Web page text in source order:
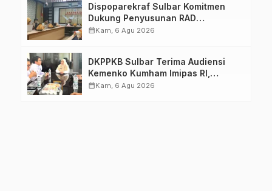
Dispoparekraf Sulbar Komitmen
Dukung Penyusunan RAD
TPB/SDGs Sulawesi Barat
calendar_monthKam, 6 Agu 2026
DKPPKB Sulbar Terima Audiensi
Kemenko Kumham Imipas RI,
Perkuat Pelayanan Kesehatan bagi
calendar_monthKam, 6 Agu 2026